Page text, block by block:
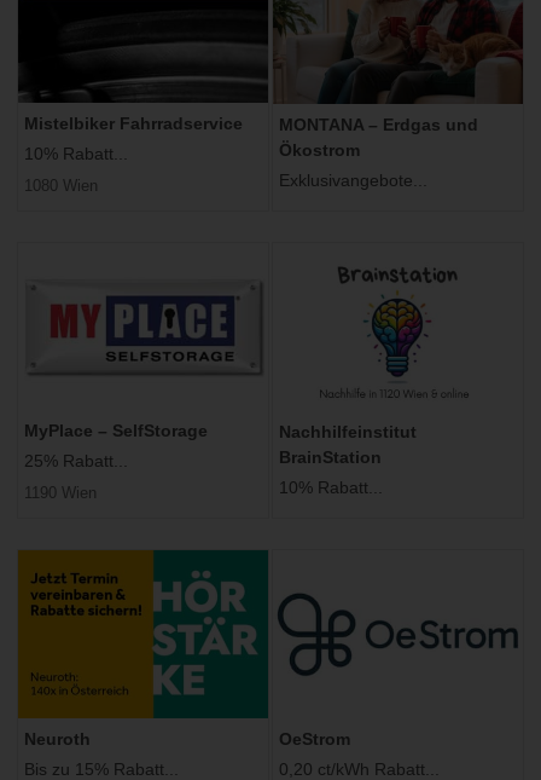
Mistelbiker Fahrradservice
10% Rabatt...
1080 Wien
MONTANA – Erdgas und
Ökostrom
Exklusivangebote...
MyPlace – SelfStorage
25% Rabatt...
1190 Wien
Nachhilfeinstitut
BrainStation
10% Rabatt...
Neuroth
Bis zu 15% Rabatt...
OeStrom
0,20 ct/kWh Rabatt...